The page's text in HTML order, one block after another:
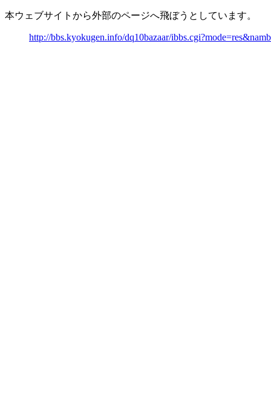
本ウェブサイトから外部のページへ飛ぼうとしています。
http://bbs.kyokugen.info/dq10bazaar/